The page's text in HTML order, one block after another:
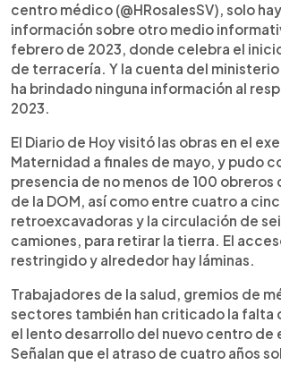
centro médico (@HRosalesSV), solo
información sobre otro medio
febrero de 2023, donde celebra el
de terracería. Y la cuenta del ministerio
ha brindado ninguna información al
2023.
El Diario de Hoy visitó las obras en el
Maternidad a finales de mayo, y pudo
presencia de no menos de 100 obreros
de la DOM, así como entre cuatro a
retroexcavadoras y la circulación de
camiones, para retirar la tierra. El
restringido y alrededor hay láminas.
Trabajadores de la salud, gremios de
sectores también han criticado la falta
el lento desarrollo del nuevo centro de
Señalan que el atraso de cuatro años